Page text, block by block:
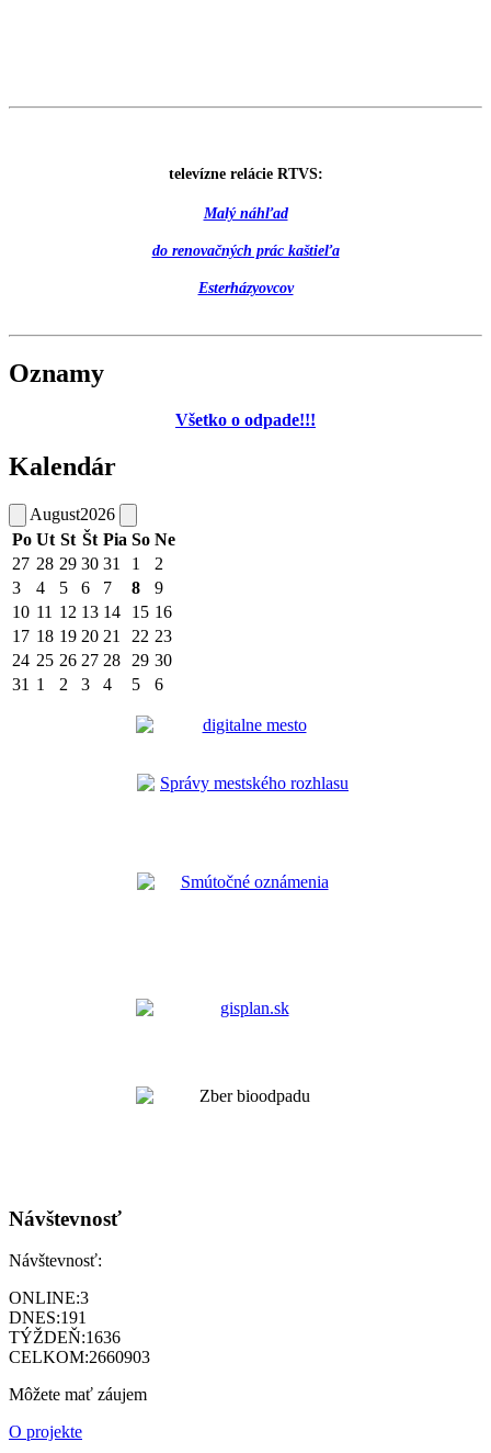
televízne relácie RTVS:
Malý náhľad
do renovačných prác kaštieľa
Esterházyovcov
Oznamy
Všetko o odpade!!!
Kalendár
August2026
Po Ut St Št Pia So Ne
27 28 29 30 31 1
2
3
4 5 6 7 8
9
10 11 12 13 14 15 16
17 18 19 20 21 22 23
24 25 26 27 28 29 30
31 1 2 3 4 5 6
Návštevnosť
Návštevnosť:
ONLINE:3
DNES:191
TÝŽDEŇ:1636
CELKOM:2660903
Môžete mať záujem
O projekte